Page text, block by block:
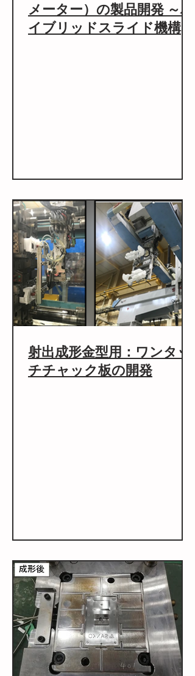
メーター）の製品開発 ～ハ
イブリッドスライド機構を
射出成形金型用：ワンタッ
チチャック板の開発